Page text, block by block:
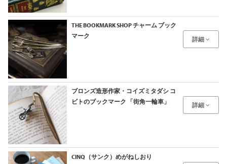
THE BOOKMARK SHOP チャーム ブック
マーク
詳細
ブロンズ造形作家・コイズミタダシ コ
ビトのブックマーク 「街角一輪車」
詳細
CINQ（サンク）めがねしおり